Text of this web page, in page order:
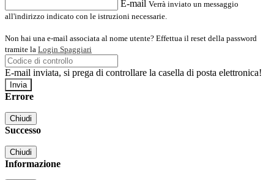
E-mail Verrà inviato un messaggio
all'indirizzo indicato con le istruzioni necessarie.
Non hai una e-mail associata al nome utente? Effettua il reset della password
tramite la Login Spaggiari
E-mail inviata, si prega di controllare la casella di posta elettronica!
Errore
Chiudi
Successo
Chiudi
Informazione